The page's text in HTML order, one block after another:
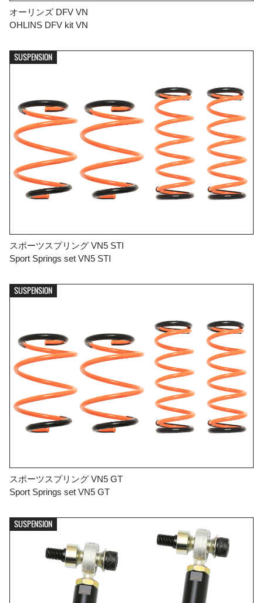
オーリンズ DFV VN
OHLINS DFV kit VN
SUSPENSION
スポーツスプリング VN5 STI
Sport Springs set VN5 STI
SUSPENSION
スポーツスプリング VN5 GT
Sport Springs set VN5 GT
SUSPENSION